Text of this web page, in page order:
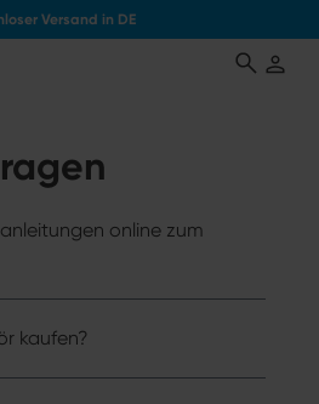
Versand in DE
online zum
kaufen?